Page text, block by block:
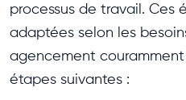
processus de travail. Ces
adaptées selon les
agencement
étapes suivantes :